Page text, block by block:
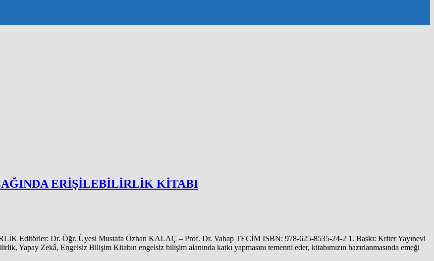
ERİŞİLEBİLİRLİK KİTABI
Dr. Öğr. Üyesi Mustafa Özhan KALAÇ – Prof. Dr. Vahap TECİM ISBN: 978-625-8535-24-2 1. Baskı: Kriter Yayınevi
Yapay Zekâ, Engelsiz Bilişim Kitabın engelsiz bilişim alanında katkı yapmasını temenni eder, kitabımızın hazırlanmasında emeği